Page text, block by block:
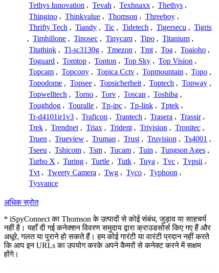
Tethys Innovation , Tevah , Texhnaxx , Thethys ,
Thingino , Thinkvalue , Thomson , Threeboy ,
Thrifty Tech , Tiandy , Tic , Tidetech , Tigersecu , Tigris
, Timhillone , Tinosec , Tinycam , Tipo , Titanium ,
Titathink , Tl-sc3130g , Tmezon , Tmt , Toa , Toaioho ,
Toguard , Tomtop , Tonton , Top Sky , Top Vision ,
Topcam , Topcony , Topica Cctv , Topmountain , Topo ,
Topodome , Topsee , Topsicherheit , Toptech , Topway ,
Topwelltech , Torno , Torv , Toscan , Toshiba ,
Toughdog , Touralle , Tp-ipc , Tp-link , Tptek ,
Tr-d4101ir1v3 , Traficon , Trantech , Trasera , Trassir ,
Trek , Trendnet , Triax , Trident , Trivision , Tronitec ,
Truen , Trueview , Truman , Trust , Truvision , Ts4001 ,
Tseeu , Tshicom , Tsm , Tucam , Tuin , Tungson Ages ,
Turbo X , Turing , Turtle , Tutk , Tuya , Tvc , Tvpsii ,
Tvt , Tweety Camera , Twg , Tyco , Typhoon ,
Tysvance
अधिक स्रोत
* iSpyConnect का Thomson के उत्पादों से कोई संबंध, जुड़ाव या साहचर्य
नहीं है। यहाँ दी गई कनेक्शन विवरण समुदाय द्वारा क्राउडसोर्स किए गए हैं और
अधूरे, गलत या पुराने हो सकते हैं। हम कोई गारंटी या वारंटी प्रदान नहीं करते
कि आप इन URLs का उपयोग करके अपने कैमरों से कनेक्ट करने में सक्षम
होंगे।